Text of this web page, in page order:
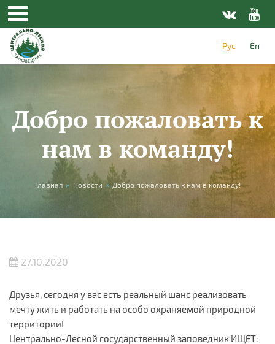
Перейти к основному содержанию
Рус
En
Добро пожаловать к
нам в команду!
Вы здесь
Главная » Новости » Добро пожаловать к нам в команду!
27.10.2020
Друзья, сегодня у вас есть реальный шанс реализовать
мечту жить и работать на особо охраняемой природной
территории!
Центрально-Лесной государственный заповедник ИЩЕТ: